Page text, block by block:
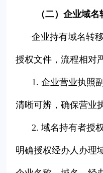
（二）企业域
企业持有域名转
授权文件，流程相对
1. 企业营业执照
清晰可辨，确保营业
2. 域名持有者授
明确授权经办人办理